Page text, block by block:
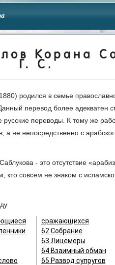
Корана
Г. С.
родился в семье
перевод более адекватен
русские переводы. К тому же
не непосредственно с
- это отсутствие
кто совсем не знаком с
сражающихся
62 Собрание
63 Лицемеры
64 Взаимный обман
65 Развод супругов